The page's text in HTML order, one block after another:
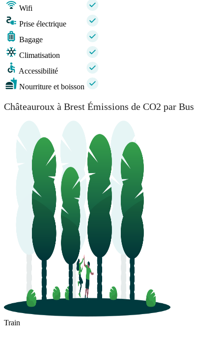
Wifi
Prise électrique
Bagage
Climatisation
Accessibilité
Nourriture et boisson
Châteauroux à Brest Émissions de CO2 par Bus
Train